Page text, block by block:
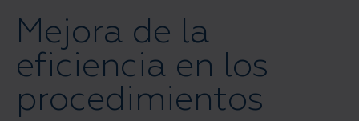
Mejora de la
eficiencia en los
procedimientos